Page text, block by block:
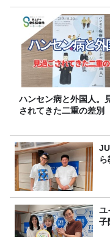
ハンセン病と外国人。
されてきた二重の差別
JUNK バナナ
ら
ユ
子